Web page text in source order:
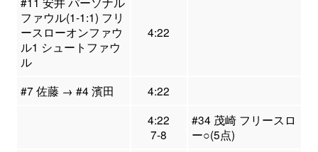
ファウル(1-1:1) フリ
ースローオンファウ
ル1 シュートファウ
ル
4:22
#7 佐藤 → #4 濱田
4:22
4:22
7-8
#34 茂崎 フリースロ
ー○(5点)